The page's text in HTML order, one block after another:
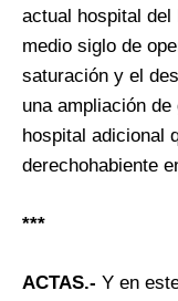
actual hospital
medio siglo de
saturación y el
una ampliación
hospital adicional
derechohabiente
***
ACTAS.- Y en